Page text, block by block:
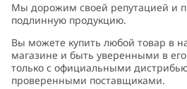
Мы дорожим своей репутацией и
подлинную продукцию.
Вы можете купить любой товар в
магазине и быть уверенными в
только с официальными
проверенными поставщиками.